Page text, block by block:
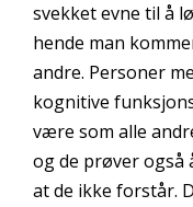
svekket evne til å
hende man
andre. Personer
kognitive
være som alle
og de prøver også
at de ikke forstår.